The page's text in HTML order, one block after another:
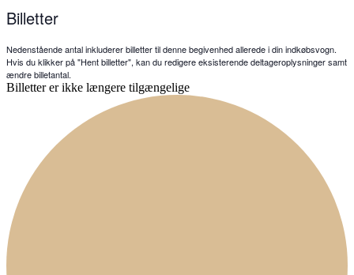
Billetter
Nedenstående antal inkluderer billetter til denne begivenhed allerede i din indkøbsvogn.
Hvis du klikker på "Hent billetter", kan du redigere eksisterende deltageroplysninger samt
ændre billetantal.
Billetter er ikke længere tilgængelige